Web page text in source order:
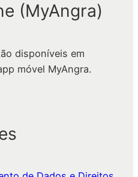
(MyAngra)
disponíveis em
móvel MyAngra.